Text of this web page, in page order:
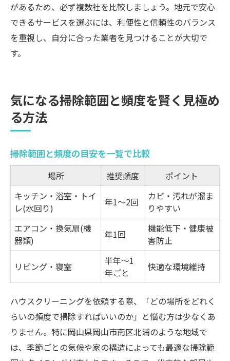
があるため、必ず複数社を比較しましょう。地元で安心
できるサービスを選ぶには、利便性と信頼性のバランス
を重視し、自分に合った業者を見つけることが大切で
す。
気になる掃除範囲と頻度を賢く見極め
る方法
掃除範囲と頻度の目安を一覧で比較
場所 推奨頻度
ポイント
キッチン・浴室・トイ
レ(水回り)
年1〜2回
カビ・汚れが溜ま
りやすい
エアコン・換気扇(機
器類)
年1回
機能低下・健康被
害防止
リビング・寝室
半年〜1
年ごと
快適な環境維持
ハウスクリーニングを依頼する際、「どの場所をどれく
らいの頻度で掃除すればいいのか」と悩む方は少なくあ
りません。特に岡山県岡山市南区北浦のような地域で
は、季節ごとの気候や家の構造によっても最適な掃除範